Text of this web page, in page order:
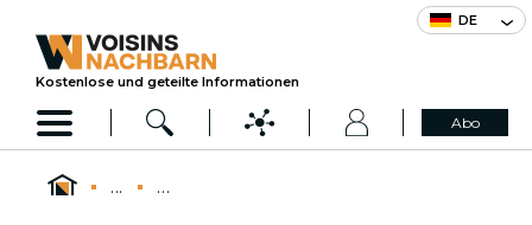
DE
Kostenlose und geteilte Informationen
Abo
... ...